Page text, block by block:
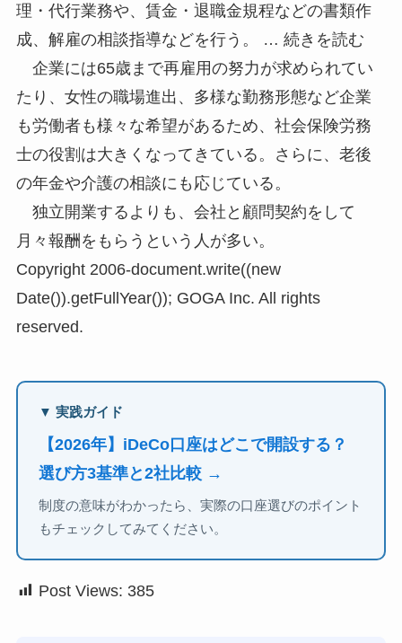
理・代行業務や、賃金・退職金規程などの書類作
成、解雇の相談指導などを行う。 … 続きを読む
企業には65歳まで再雇用の努力が求められてい
たり、女性の職場進出、多様な勤務形態など企業
も労働者も様々な希望があるため、社会保険労務
士の役割は大きくなってきている。さらに、老後
の年金や介護の相談にも応じている。
独立開業するよりも、会社と顧問契約をして
月々報酬をもらうという人が多い。
Copyright 2006-document.write((new
Date()).getFullYear()); GOGA Inc. All rights
reserved.
▼ 実践ガイド
【2026年】iDeCo口座はどこで開設する？
選び方3基準と2社比較 →
制度の意味がわかったら、実際の口座選びのポイント
もチェックしてみてください。
Post Views: 385